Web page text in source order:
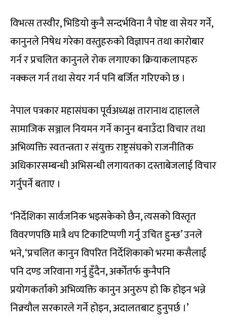
विभत्स तस्वीर, भिडियो कुनै सन्दर्भविना नै पोष्ट वा सेयर गर्ने,
कानुनले निषेध गरेका वस्तुहरुको विज्ञापन तथा कारोबार
गर्न र प्रचलित कानुनले रोक लगाएका क्रियाकलापहरु
नक्कल गर्न तथा सेयर गर्न पनि बर्जित गरिएको छ ।
नेपाल पत्रकार महासंघका पूर्वअध्यक्ष तारानाथ दाहालले
सामाजिक सञ्जाल नियमन गर्ने कानुन बनाउँदा विचार तथा
अभिव्यक्ति स्वतन्त्रता र संयुक्त राष्ट्रसंघको राजनीतिक
अधिकारसम्बन्धी अभिसन्धी लगायतका दस्ताबेजलाई विचार
गर्नुपर्ने बताए ।
‘निर्देशिका सार्वजनिक भइसकेको छैन, त्यसको विस्तृत
विवरणपछि मात्रै थप टिकाटिप्पणी गर्नु उचित हुन्छ’ उनले
भने, ‘प्रचलित कानुन विपरित निर्देशिकाको भरमा कसैलाई
पनि दण्ड जरिवाना गर्नु हुँदैन, अर्कोतर्फ कुनैपनि
प्रयोगकर्ताको अभिव्यक्ति कानुन अनुरुप हो कि होइन भन्ने
निक्र्यौल सरकारले गर्ने होइन, अदालतबाट हुनुपर्छ ।’